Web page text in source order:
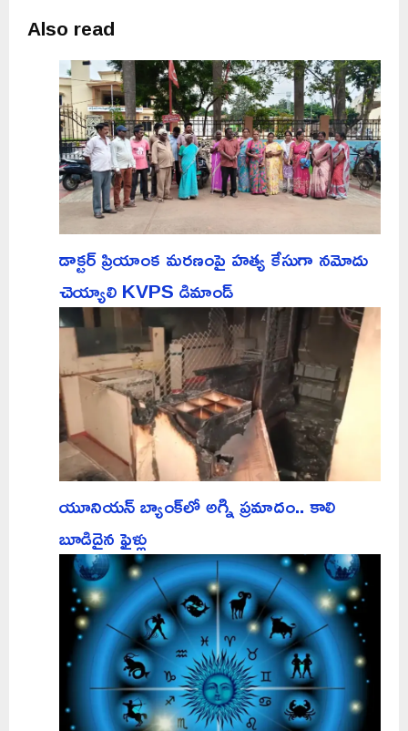
Also read
డాక్టర్ ప్రియాంక మరణంపై హత్య కేసుగా నమోదు
చెయ్యాలి KVPS డిమాండ్
యూనియన్ బ్యాంక్‌లో అగ్ని ప్రమాదం.. కాలి
బూడిదైన ఫైళ్లు